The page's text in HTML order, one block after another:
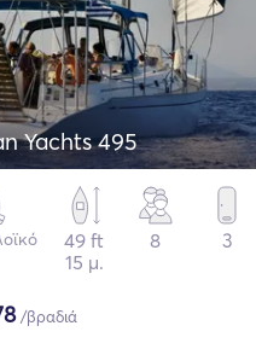
Yachts 495
49 ft
15 μ.
8 3
/βραδιά